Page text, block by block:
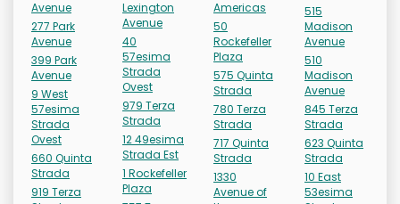
Avenue
277 Park
Avenue
399 Park
Avenue
9 West
57esima
Strada
Ovest
660 Quinta
Strada
919 Terza
Lexington
Avenue
40
57esima
Strada
Ovest
979 Terza
Strada
12 49esima
Strada Est
1 Rockefeller
Plaza
Americas
50
Rockefeller
Plaza
575 Quinta
Strada
780 Terza
Strada
717 Quinta
Strada
1330
Avenue of
515
Madison
Avenue
510
Madison
Avenue
845 Terza
Strada
623 Quinta
Strada
10 East
53esima